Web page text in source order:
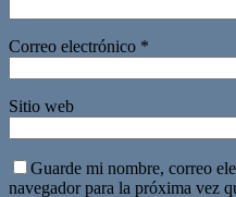
Correo electrónico *
Sitio web
Guarde mi nombre, correo
navegador para la próxima vez